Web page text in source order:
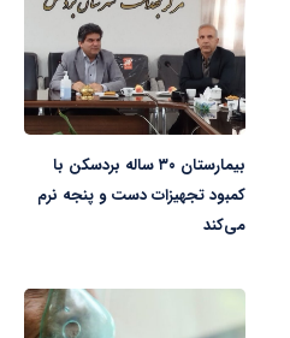
بیمارستان ۳۰ ساله بردسکن با
کمبود تجهیزات دست و پنجه نرم
می‌کند